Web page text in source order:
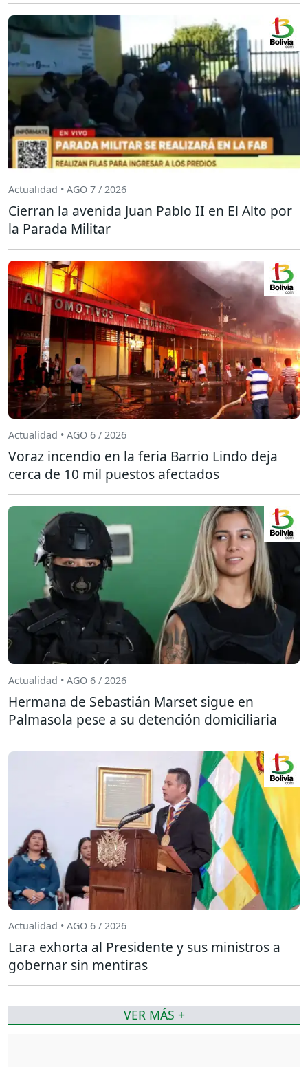
Actualidad • AGO 7 / 2026
Cierran la avenida Juan Pablo II en El Alto por
la Parada Militar
Actualidad • AGO 6 / 2026
Voraz incendio en la feria Barrio Lindo deja
cerca de 10 mil puestos afectados
Actualidad • AGO 6 / 2026
Hermana de Sebastián Marset sigue en
Palmasola pese a su detención domiciliaria
Actualidad • AGO 6 / 2026
Lara exhorta al Presidente y sus ministros a
gobernar sin mentiras
VER MÁS +